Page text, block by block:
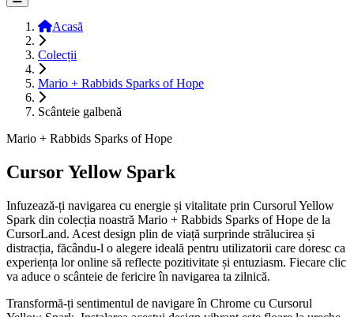
Acasă
Colecții
Mario + Rabbids Sparks of Hope
Scânteie galbenă
Mario + Rabbids Sparks of Hope
Cursor Yellow Spark
Infuzează-ți navigarea cu energie și vitalitate prin Cursorul Yellow
Spark din colecția noastră Mario + Rabbids Sparks of Hope de la
CursorLand. Acest design plin de viață surprinde strălucirea și
distracția, făcându-l o alegere ideală pentru utilizatorii care doresc ca
experiența lor online să reflecte pozitivitate și entuziasm. Fiecare clic
va aduce o scânteie de fericire în navigarea ta zilnică.
Transformă-ți sentimentul de navigare în Chrome cu Cursorul